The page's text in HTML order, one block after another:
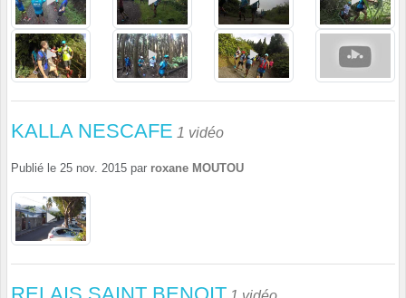
KALLA NESCAFE 1 vidéo
Publié le 25 nov. 2015 par roxane MOUTOU